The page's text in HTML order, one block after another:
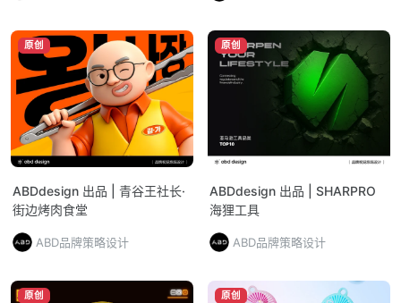
原创
ABDdesign 出品 | 青谷王社长·
街边烤肉食堂
ABD品牌策略设计
原创
ABDdesign 出品 | SHARPRO
海狸工具
ABD品牌策略设计
原创 原创